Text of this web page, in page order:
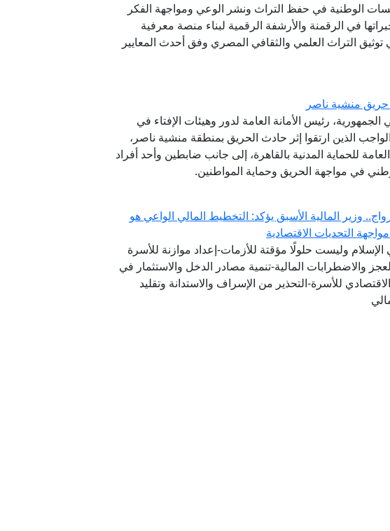
الوطنية في حفظ التراث ونشر الوعي ومواجهة الفكر
في الرقمنة والأرشفة الرقمية لبناء منصة معرفية
توثيق التراث العلمي والثقافي المصري وفق أحدث المعايير
منشية ناصر
رئيس الأمانة العامة لدور وهيئات الإفتاء في
الذين ارتقوا إثر حادث الحريق بمنطقة منشية ناصر،
للحماية المدنية بالقاهرة، إلى جانب ضابطين وأحد أفراد
في مواجهة الحريق وحماية المواطنين.
وزير المالية الأسبق يؤكد: التخطيط المالي الواعي هو
التحديات الاقتصادية
الإسلام وليست حلولًا مؤقتة للأزمات-إعداد موازنة للأسرة
والاضطرابات المالية-تنمية مصادر الدخل والاستثمار في
للأسرة-التحذير من الإسراف والاستدانة وتقليد